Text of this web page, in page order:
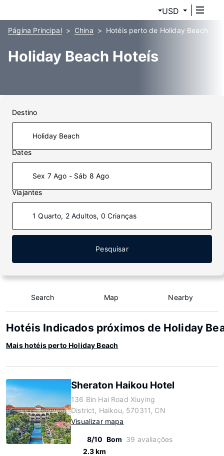
USD
Página Principal China Hotéis perto de Holiday Beach
Holiday Beach Hoteís
Destino
Dates
Sex 7 Ago - Sáb 8 Ago
Viajantes
1 Quarto, 2 Adultos, 0 Crianças
Pesquisar
Search Map Nearby
Hotéis Indicados próximos de Holiday
Mais hotéis perto Holiday Beach
Sheraton Haikou Hotel
136 Bin Hai Road Xiuying
District, Haikou, 570311, CN
Visualizar mapa
8/10 Bom 39 avaliações
2.3 km